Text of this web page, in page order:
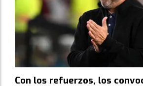
Con los refuerzos, los